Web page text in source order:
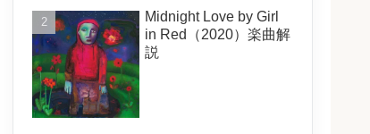
Midnight Love by Girl
in Red（2020）楽曲解
説